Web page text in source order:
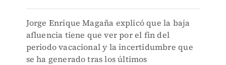
Jorge Enrique Magaña explicó que la baja
afluencia tiene que ver por el fin del
periodo vacacional y la incertidumbre que
se ha generado tras los últimos